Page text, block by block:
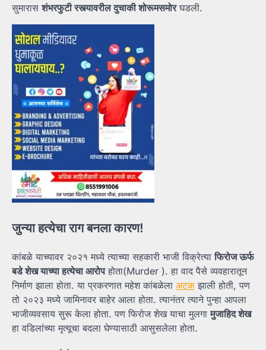
सुमारासशंभरफुटी रस्त्यावरील दुचाकी शोरूमसमोरघडली.
जुन्या हत्येचा राग बनला कारण!
कांबळे याच्यावर २०२१ मध्ये त्याच्या सहकारी भाजी विक्रेत्याफिरोज ऊर्फ
बडे शेख याच्या हत्येचा आरोपहोता(Murder ). हा वाद पैसे व्यवहारातून
निर्माण झाला होता. या प्रकरणात महेश कांबळेला अटकझाली होती, पण
तो २०२३ मध्ये जामिनावर बाहेर आला होता. त्यानंतर त्याने पुन्हा आपला
भाजीव्यवसाय सुरू केला होता. पण फिरोज शेख याचा मुलगामुजाहिद शेख
हा वडिलांच्या मृत्यूचा बदला घेण्यासाठी आसुसलेला होता.